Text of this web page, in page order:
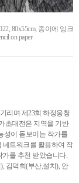
80x55cm, 종이에 잉크
on paper
리며 제23회 하정웅청
초대전은 지역을 기반
성이 돋보이는 작가를
네트워크를 활용하여 작
가를 추천 받았습니다.
김덕희(부산,설치), 안